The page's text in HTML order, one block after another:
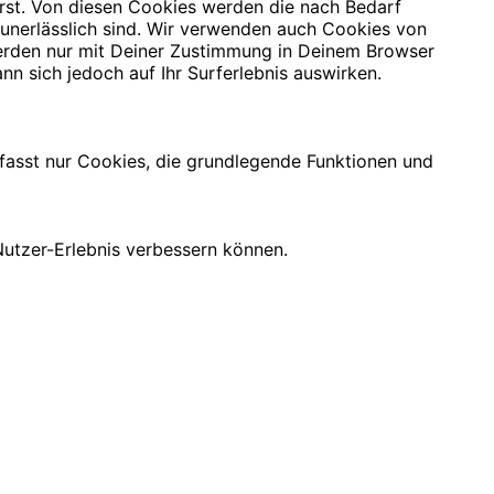
Von diesen Cookies werden die nach Bedarf
sind. Wir verwenden auch Cookies von
nur mit Deiner Zustimmung in Deinem Browser
sich jedoch auf Ihr Surferlebnis auswirken.
nur Cookies, die grundlegende Funktionen und
Erlebnis verbessern können.